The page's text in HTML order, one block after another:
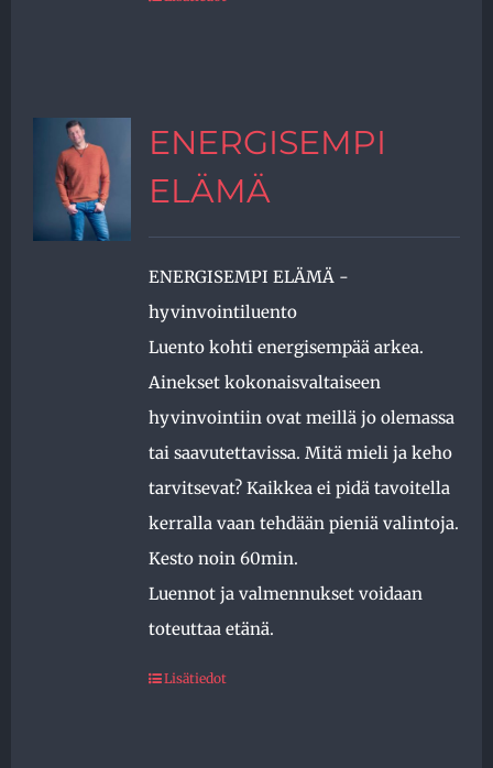
ENERGISEMPI
ELÄMÄ
ENERGISEMPI ELÄMÄ -
hyvinvointiluento
Luento kohti energisempää arkea.
Ainekset kokonaisvaltaiseen
hyvinvointiin ovat meillä jo olemassa
tai saavutettavissa. Mitä mieli ja keho
tarvitsevat? Kaikkea ei pidä tavoitella
kerralla vaan tehdään pieniä valintoja.
Kesto noin 60min.
Luennot ja valmennukset voidaan
toteuttaa etänä.
Lisätiedot